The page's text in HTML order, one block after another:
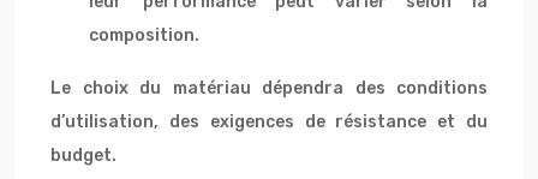
composition.
Le choix du matériau dépendra des conditions
d’utilisation, des exigences de résistance et du
budget.